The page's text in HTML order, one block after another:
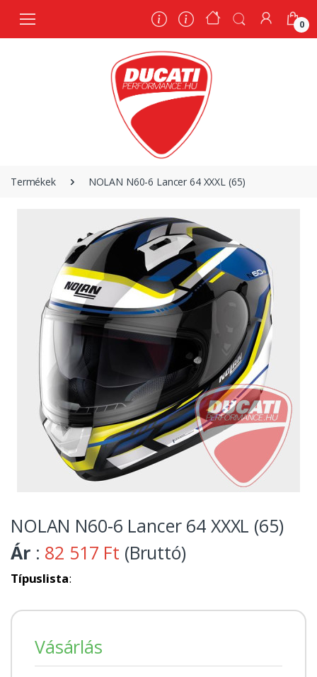
0
Termékek NOLAN N60-6 Lancer 64 XXXL (65)
NOLAN N60-6 Lancer 64 XXXL (65)
Ár : 82 517 Ft (Bruttó)
Típuslista:
Vásárlás
0